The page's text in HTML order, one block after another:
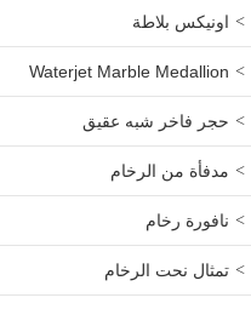
اونيكس بلاطة
Waterjet Marble Medallion
حجر فاخر شبه عقيق
مدفأة من الرخام
نافورة رخام
تمثال نحت الرخام